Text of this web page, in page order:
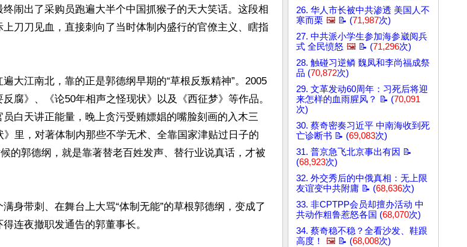
闹出了采购员跑遍大半个中国抓猴子的天大笑话。这段相
刀刀见血，直接刺向了当时体制内盛行的官僚主义、瞎指
大江南北，靠的正是郭德纲早期的“草根反叛精神”。2005
腐》、《论50年相声之怪现状》以及《西征梦》等作品。
白天讲正能量，晚上贪污受贿嫖娼的嘴脸刻画的入木三
里，对著体制内那些不学无术、全靠国家津贴过日子的
的郭德纲，就是靠著替老百姓发声、替行业说真话，才被
身带刺、在舞台上大骂“体制无能”的草根郭德纲，变成了
连夜撤职发通告的郭董事长。
26. 华人市长被中共渗透 美国人不
寒而栗 🖼️ 📝 (71,987次)
27. 中共派小学生参加海参崴阅兵
式 全民愤怒 🖼️ 📝 (71,296次)
28. 触碰习逆鳞 魏凤和李尚福成祭
品 (70,872次)
29. 文革发动60周年：习死后将迎
来怎样的血雨腥风？ 📝 (70,091
次)
30. 蔡奇密奏习近平 中南海收到死
亡诊断书 📝 (69,083次)
31. 普京急飞北京事出有因 📝
(68,923次)
32. 外交秀后的中俄真相：无上限
友谊变中共附庸 📝 (68,636次)
33. 非CPTPP会员却擅办活动 中
共动作粗鲁惹怒各国 (68,070次)
34. 蔡奇稳不稳？全看沙发、鞋跟
高度！
🖼️ 📝 (68,008次)